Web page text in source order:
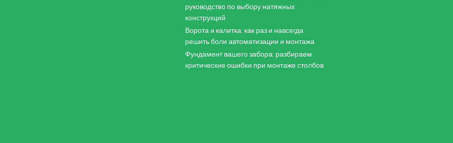
руководство по выбору натяжных
конструкций
Ворота и калитка: как раз и навсегда
решить боли автоматизации и монтажа
Фундамент вашего забора: разбираем
критические ошибки при монтаже столбов